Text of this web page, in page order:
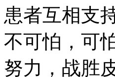
患者互相支
不可怕，可
努力，战胜